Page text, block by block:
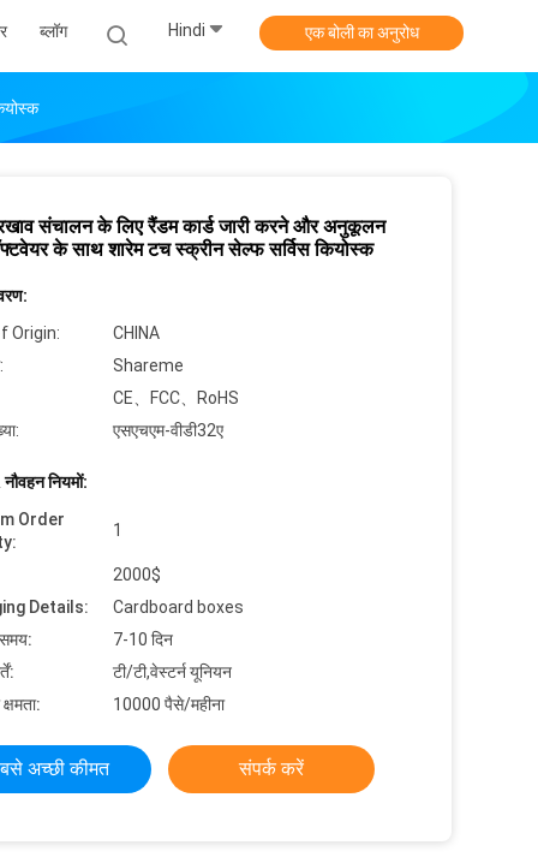
ब्लॉग Hindi एक बोली का अनुरोध
संचालन के लिए रैंडम कार्ड जारी करने और अनुकूलन
के साथ शारेम टच स्क्रीन सेल्फ सर्विस कियोस्क
Origin:
CHINA
Shareme
CE、FCC、RoHS
एसएचएम-वीडी32ए
नियमों:
Order
1
2000$
Details:
Cardboard boxes
7-10 दिन
टी/टी,वेस्टर्न यूनियन
10000 पैसे/महीना
अच्छी कीमत संपर्क करें